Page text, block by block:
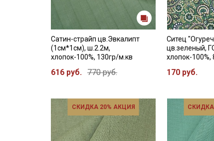
Сатин-страйп цв.Эвкалипт
(1см*1см), ш.2.2м,
хлопок-100%, 130гр/м.кв
616 руб. 770 руб.
Ситец
цв.зеленый,
хлопок-100%,
170 руб.
СКИДКА 20% АКЦИЯ СКИДКА